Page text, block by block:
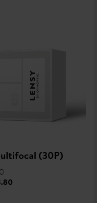
(30P)